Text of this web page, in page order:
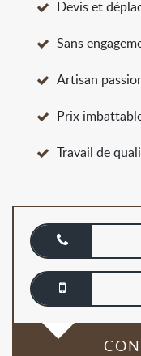
Devis et
Sans
Artisan
Prix
Travail de